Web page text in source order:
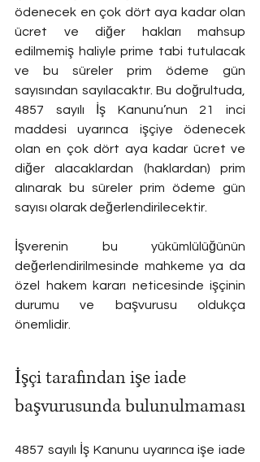
ödenecek en çok dört aya kadar olan
ücret ve diğer hakları mahsup
edilmemiş haliyle prime tabi tutulacak
ve bu süreler prim ödeme gün
sayısından sayılacaktır. Bu doğrultuda,
4857 sayılı İş Kanunu’nun 21 inci
maddesi uyarınca işçiye ödenecek
olan en çok dört aya kadar ücret ve
diğer alacaklardan (haklardan) prim
alınarak bu süreler prim ödeme gün
sayısı olarak değerlendirilecektir.
İşverenin bu yükümlülüğünün
değerlendirilmesinde mahkeme ya da
özel hakem kararı neticesinde işçinin
durumu ve başvurusu oldukça
önemlidir.
İşçi tarafından işe iade
başvurusunda bulunulmaması
4857 sayılı İş Kanunu uyarınca işe iade